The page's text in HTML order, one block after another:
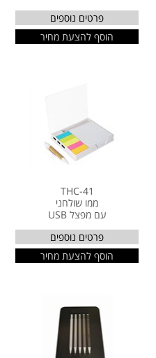
פרטים נוספים
הוסף להצעת מחיר
THC-41
ממו שולחני
עם מפצל USB
פרטים נוספים
הוסף להצעת מחיר